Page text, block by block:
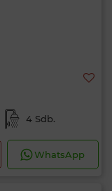
4 Sdb.
WhatsApp